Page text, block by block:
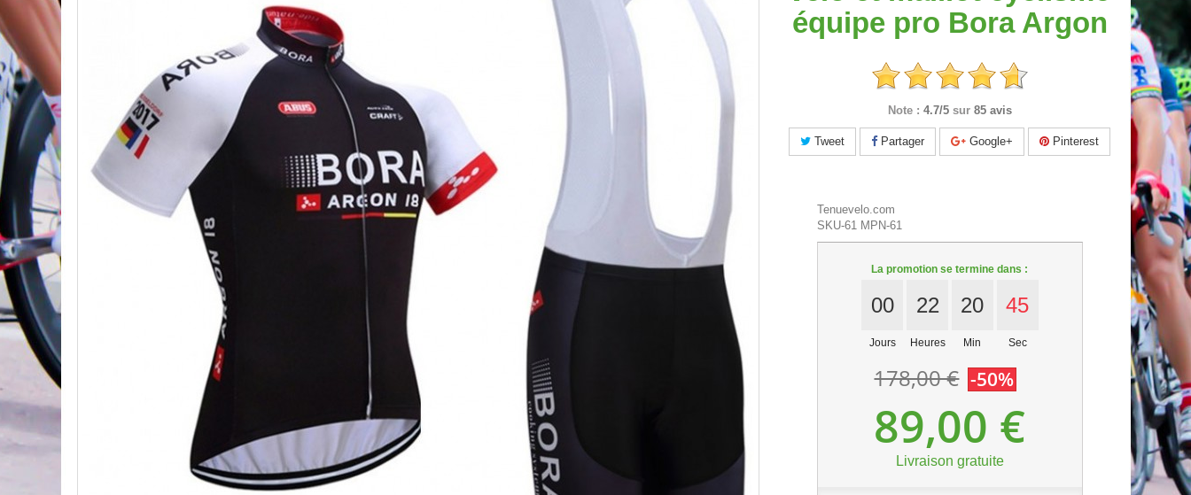
équipe pro Bora Argon
Note : 4.7/5 sur 85 avis
Tweet Partager Google+ Pinterest
Tenuevelo.com
SKU-61 MPN-61
La promotion se termine dans :
00
Jours
22
Heures
20
Min
44
Sec
178,00 € -50%
89,00 €
Livraison gratuite